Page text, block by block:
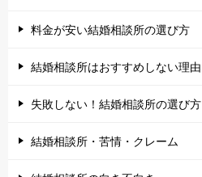
料金が安い結婚相談所の選び方
結婚相談所はおすすめしない理由
失敗しない！結婚相談所の選び方
結婚相談所・苦情・クレーム